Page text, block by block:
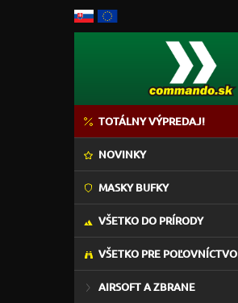
TOTÁLNY VÝPREDAJ!
NOVINKY
MASKY BUFKY
VŠETKO DO PRÍRODY
VŠETKO PRE POĽOVNÍCTVO
AIRSOFT A ZBRANE